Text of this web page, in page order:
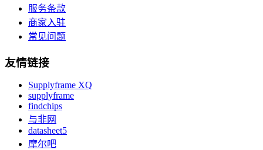
服务条款
商家入驻
常见问题
友情链接
Supplyframe XQ
supplyframe
findchips
与非网
datasheet5
摩尔吧